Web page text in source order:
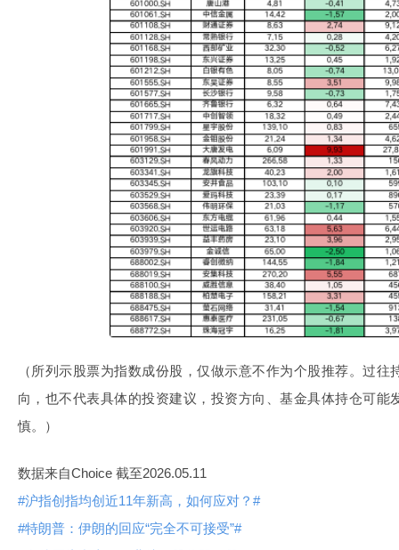
（所列示股票为指数成份股，仅做示意不作为个股推荐。过
向，也不代表具体的投资建议，投资方向、基金具体持仓可能
慎。）
数据来自Choice 截至2026.05.11
#沪指创指均创近11年新高，如何应对？#
#特朗普：伊朗的回应“完全不可接受”#